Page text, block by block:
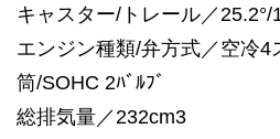
キャスター/トレール／25.2°/
エンジン種類/弁方式／空冷4
筒/SOHC 2ﾊﾞﾙﾌﾞ
総排気量／232cm3